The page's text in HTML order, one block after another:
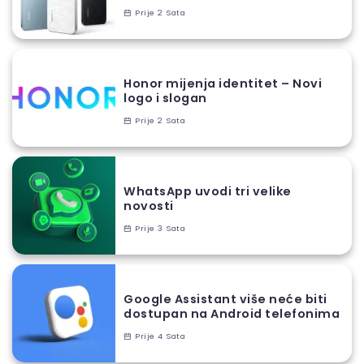
Prije 2 Sata
Honor mijenja identitet – Novi
logo i slogan
Prije 2 Sata
WhatsApp uvodi tri velike
novosti
Prije 3 Sata
Google Assistant više neće biti
dostupan na Android telefonima
Prije 4 Sata